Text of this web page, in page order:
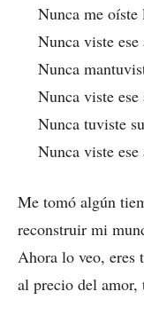
Nunca me oíste
Nunca viste ese
Nunca
Nunca viste ese
Nunca tuviste
Nunca viste ese
Me tomó algún
reconstruir mi
Ahora lo veo, eres
al precio del amor,